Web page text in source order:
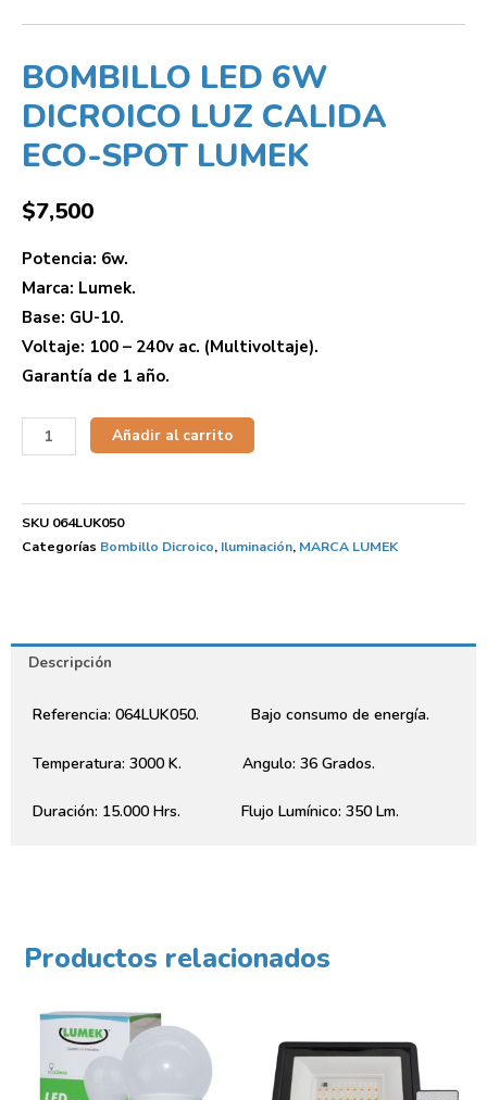
BOMBILLO LED 6W
DICROICO LUZ CALIDA
ECO-SPOT LUMEK
$7,500
Potencia: 6w.
Marca: Lumek.
Base: GU-10.
Voltaje: 100 – 240v ac. (Multivoltaje).
Garantía de 1 año.
Añadir al carrito
SKU 064LUK050
Categorías Bombillo Dicroico, Iluminación, MARCA LUMEK
Descripción
Referencia: 064LUK050. Bajo consumo de energía.
Temperatura: 3000 K. Angulo: 36 Grados.
Duración: 15.000 Hrs. Flujo Lumínico: 350 Lm.
Productos relacionados